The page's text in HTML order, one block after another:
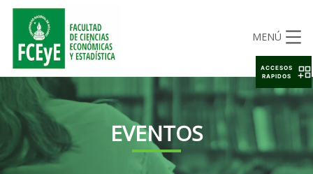
MENÚ
EVENTOS
ACCESOS
RAPIDOS